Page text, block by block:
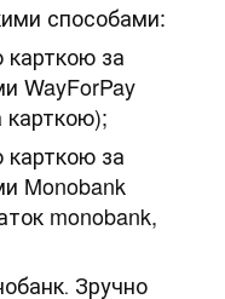
способами:
карткою за
WayForPay
карткою);
карткою за
Monobank
monobank,
. Зручно